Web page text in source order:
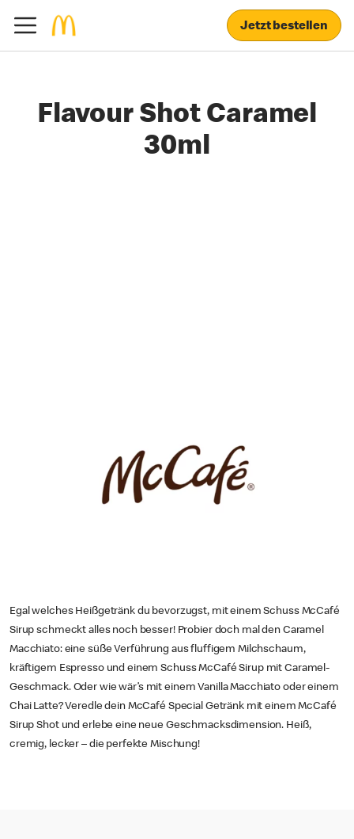
Jetzt bestellen
Flavour Shot Caramel
30ml
Egal welches Heißgetränk du bevorzugst, mit einem Schuss McCafé
Sirup schmeckt alles noch besser! Probier doch mal den Caramel
Macchiato: eine süße Verführung aus fluffigem Milchschaum,
kräftigem Espresso und einem Schuss McCafé Sirup mit Caramel-
Geschmack. Oder wie wär’s mit einem Vanilla Macchiato oder einem
Chai Latte? Veredle dein McCafé Special Getränk mit einem McCafé
Sirup Shot und erlebe eine neue Geschmacksdimension. Heiß,
cremig, lecker – die perfekte Mischung!